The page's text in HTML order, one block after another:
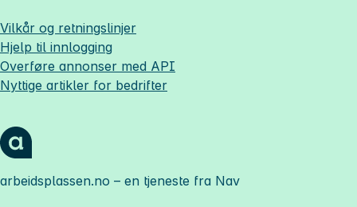
Vilkår og retningslinjer
Hjelp til innlogging
Overføre annonser med API
Nyttige artikler for bedrifter
arbeidsplassen.no – en tjeneste fra Nav